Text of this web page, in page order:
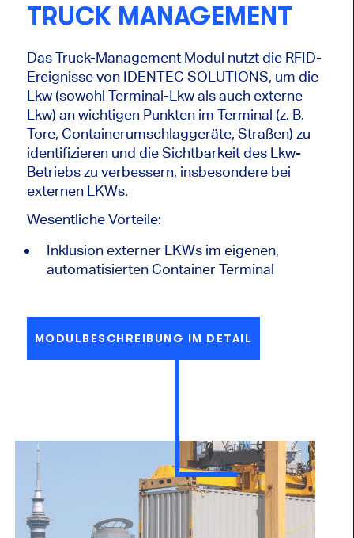
TRUCK MANAGEMENT
Das Truck-Management Modul nutzt die RFID-
Ereignisse von IDENTEC SOLUTIONS, um die
Lkw (sowohl Terminal-Lkw als auch externe
Lkw) an wichtigen Punkten im Terminal (z. B.
Tore, Containerumschlaggeräte, Straßen) zu
identifizieren und die Sichtbarkeit des Lkw-
Betriebs zu verbessern, insbesondere bei
externen LKWs.
Wesentliche Vorteile:
Inklusion externer LKWs im eigenen,
automatisierten Container Terminal
MODULBESCHREIBUNG IM DETAIL